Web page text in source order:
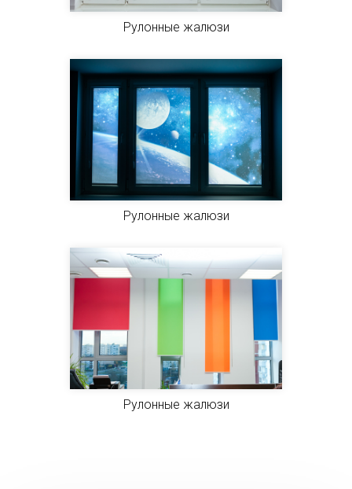
Рулонные жалюзи
Рулонные жалюзи
Рулонные жалюзи